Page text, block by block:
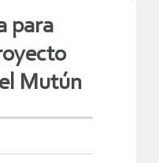
para
Mutún